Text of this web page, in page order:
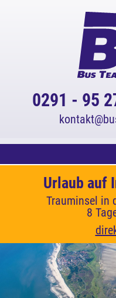
0291 - 95
kontakt
Mediterrane
10
Urlaub auf
Trauminsel in
8
Cornwall -
Im Land der
7
3 %
Auf
(Rabatt wird